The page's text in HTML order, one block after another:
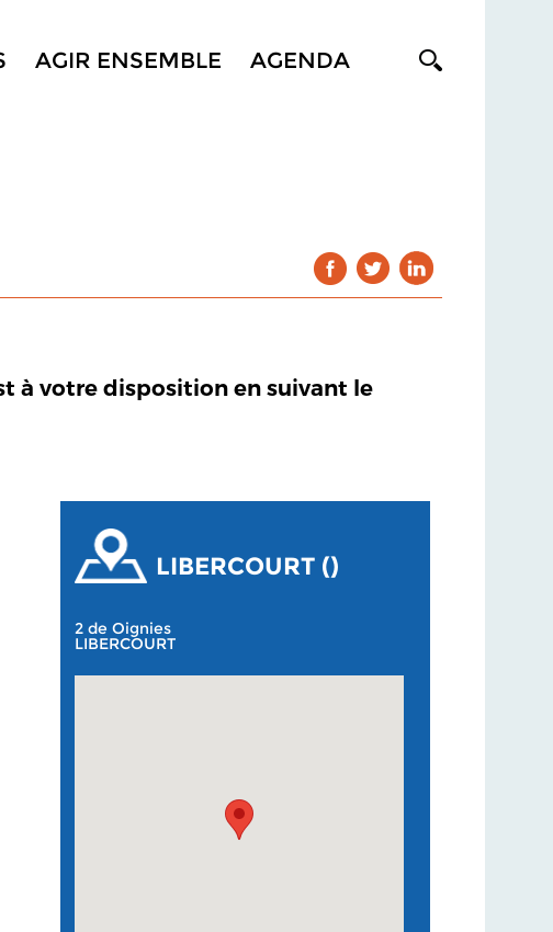
AGIR ENSEMBLE AGENDA
à votre disposition en suivant le
LIBERCOURT ()
2 de Oignies
LIBERCOURT